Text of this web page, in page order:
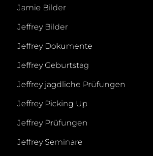
Jamie Bilder
Jeffrey Bilder
Jeffrey Dokumente
Jeffrey Geburtstag
Jeffrey jagdliche Prüfungen
Jeffrey Picking Up
Jeffrey Prüfungen
Jeffrey Seminare